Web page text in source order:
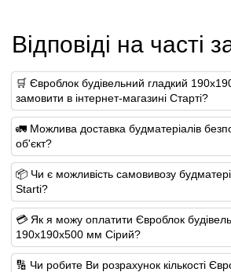
Відповіді на часті
🛒 Євроблок будівельний гладкий
замовити в інтернет-магазині Старті?
🚛 Можлива доставка будматеріалів
об'єкт?
📦 Чи є можливість самовивозу
Starti?
💳 Як я можу оплатити Євроблок
190х190х500 мм Сірий?
🔢 Чи робите Ви розрахунок кількості